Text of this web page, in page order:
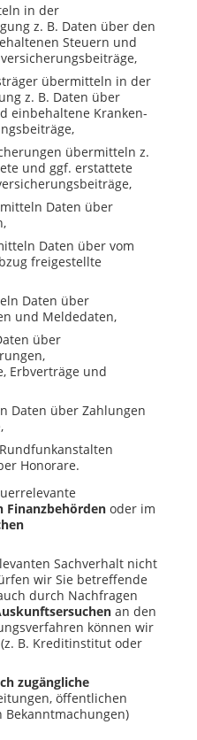
in der
z. B. Daten über den
Steuern und
übermitteln in der
z. B. Daten über
einbehaltene Kranken-
übermitteln z.
und ggf. erstattete
Daten über
Daten über vom
freigestellte
Daten über
und Meldedaten,
über
Erbverträge und
Daten über Zahlungen
Honorare.
Finanzbehörden oder im
Sachverhalt nicht
wir Sie betreffende
durch Nachfragen
an den
können wir
(z. B. Kreditinstitut oder
zugängliche
öffentlichen